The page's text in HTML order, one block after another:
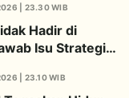
| 23.30 WIB
Hadir di
Isu Strategis
| 23.10 WIB